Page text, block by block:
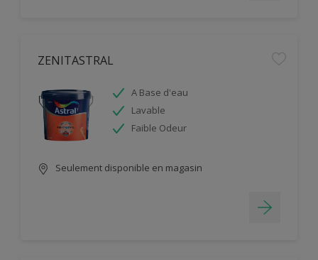
ZENITASTRAL
A Base d'eau
Lavable
Faible Odeur
Seulement disponible en magasin